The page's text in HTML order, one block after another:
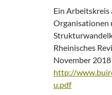
Ein
Organisationen
Rheinisches
November
http://
u.pdf